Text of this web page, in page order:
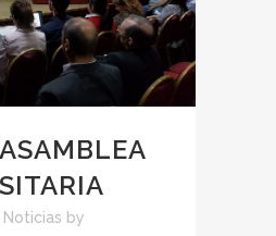
ASAMBLEA
Noticias by